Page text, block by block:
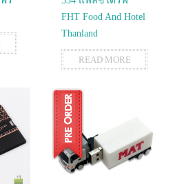
FHT Food And Hotel
Thanland
READ MORE